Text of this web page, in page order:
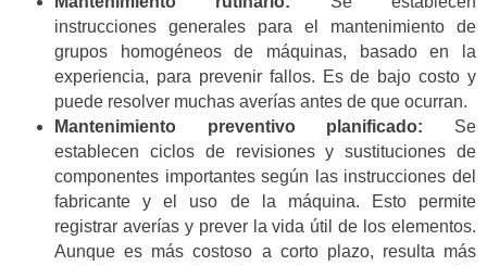
instrucciones generales para el mantenimiento de
grupos homogéneos de máquinas, basado en la
experiencia, para prevenir fallos. Es de bajo costo y
puede resolver muchas averías antes de que ocurran.
Mantenimiento preventivo planificado: Se
establecen ciclos de revisiones y sustituciones de
componentes importantes según las instrucciones del
fabricante y el uso de la máquina. Esto permite
registrar averías y prever la vida útil de los elementos.
Aunque es más costoso a corto plazo, resulta más